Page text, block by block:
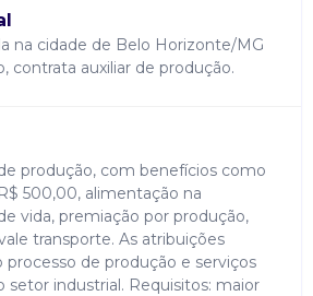
na cidade de Belo Horizonte/MG
contrata auxiliar de produção.
produção, com benefícios como
500,00, alimentação na
vida, premiação por produção,
transporte. As atribuições
processo de produção e serviços
setor industrial. Requisitos: maior